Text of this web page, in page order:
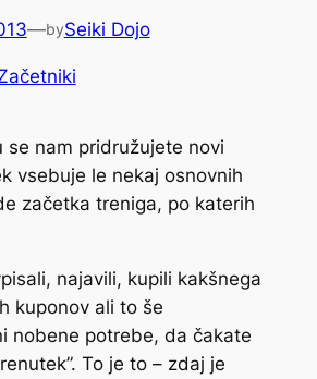
—bySeiki Dojo
se nam pridružujete novi
vsebuje le nekaj osnovnih
začetka treniga, po katerih
najavili, kupili kakšnega
kuponov ali to še
nobene potrebe, da čakate
To je to – zdaj je